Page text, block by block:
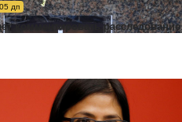
дп
комментировать расследование